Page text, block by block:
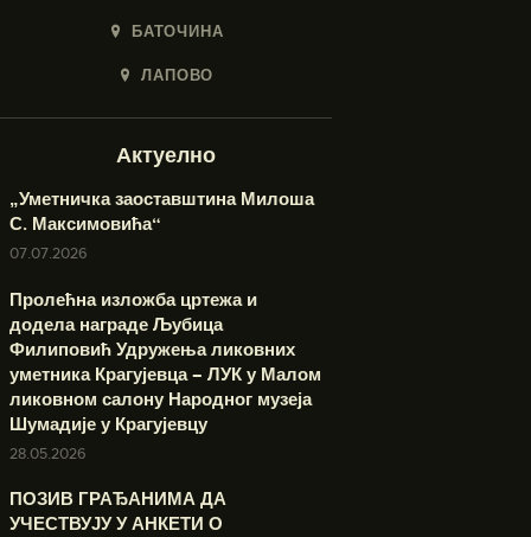
БАТОЧИНА
ЛАПОВО
Актуелно
„Уметничка заоставштина Милоша
С. Максимовића“
07.07.2026
Пролећна изложба цртежа и
додела награде Љубица
Филиповић Удружења ликовних
уметника Крагујевца – ЛУК у Малом
ликовном салону Народног музеја
Шумадије у Крагујевцу
28.05.2026
ПОЗИВ ГРАЂАНИМА ДА
УЧЕСТВУЈУ У АНКЕТИ О